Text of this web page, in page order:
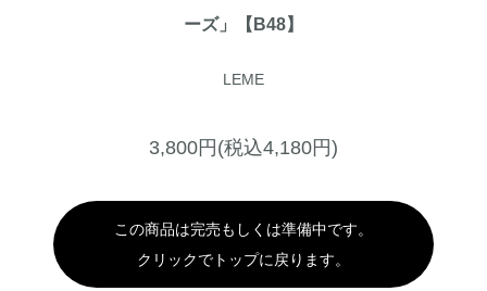
ーズ」【B48】
LEME
3,800円(税込4,180円)
この商品は完売もしくは準備中です。
クリックでトップに戻ります。